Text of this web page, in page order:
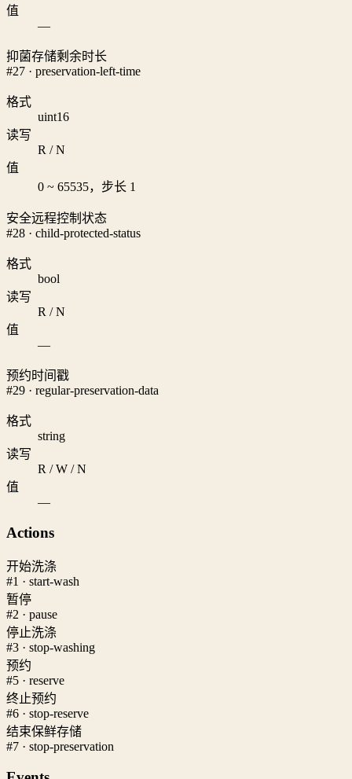
值
—
抑菌存储剩余时长
#27 · preservation-left-time
格式
uint16
读写
R / N
值
0 ~ 65535，步长 1
安全远程控制状态
#28 · child-protected-status
格式
bool
读写
R / N
值
—
预约时间戳
#29 · regular-preservation-data
格式
string
读写
R / W / N
值
—
Actions
开始洗涤
#1 · start-wash
暂停
#2 · pause
停止洗涤
#3 · stop-washing
预约
#5 · reserve
终止预约
#6 · stop-reserve
结束保鲜存储
#7 · stop-preservation